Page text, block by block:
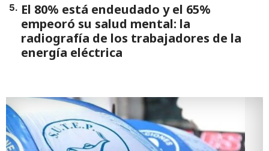
5. El 80% está endeudado y el 65%
empeoró su salud mental: la
radiografía de los trabajadores de la
energía eléctrica